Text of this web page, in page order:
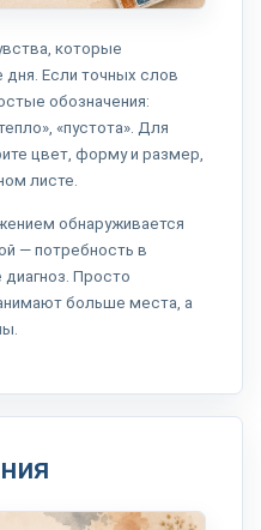
которые
Если точных слов
обозначения:
«пустота». Для
цвет, форму и размер,
листе.
обнаруживается
— потребность в
Просто
больше места, а